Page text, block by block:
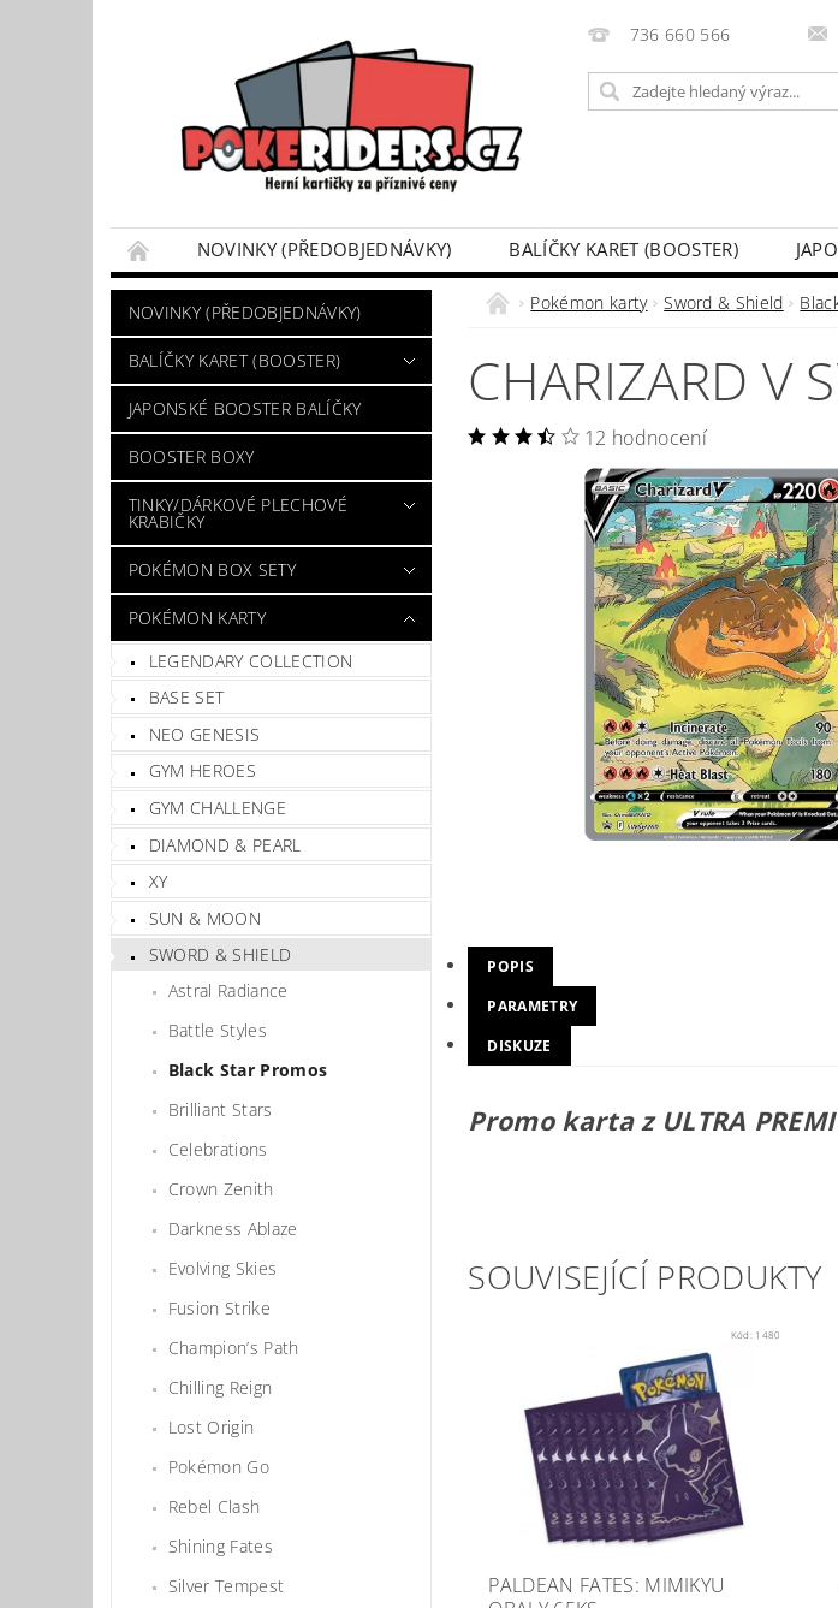
736 660 566
NOVINKY (PŘEDOBJEDNÁVKY) BALÍČKY KARET (BOOSTER)
POKÉMON BOX SETY
TINKY/DÁRKOVÉ PLECHOVÉ KRABIČKY
VÝKUP POKÉMON KARET
DÁRKOVÝ POUKAZ
NOVINKY (PŘEDOBJEDNÁVKY)
BALÍČKY KARET (BOOSTER)
JAPONSKÉ BOOSTER BALÍČKY
BOOSTER BOXY
TINKY/DÁRKOVÉ PLECHOVÉ
KRABIČKY
POKÉMON BOX SETY
POKÉMON KARTY
LEGENDARY COLLECTION
BASE SET
NEO GENESIS
GYM HEROES
GYM CHALLENGE
DIAMOND & PEARL
XY
SUN & MOON
SWORD & SHIELD
Astral Radiance
Battle Styles
Black Star Promos
Brilliant Stars
Celebrations
Crown Zenith
Darkness Ablaze
Evolving Skies
Fusion Strike
Champion’s Path
Chilling Reign
Lost Origin
Pokémon Go
Rebel Clash
Shining Fates
Silver Tempest
Pokémon karty Sword & Shield
CHARIZARD V
12 hodnocení
POPIS
PARAMETRY
DISKUZE
Promo karta z ULTRA
SOUVISEJÍCÍ PRODUKTY
Kód: 1480
PALDEAN FATES: MIMIKYU